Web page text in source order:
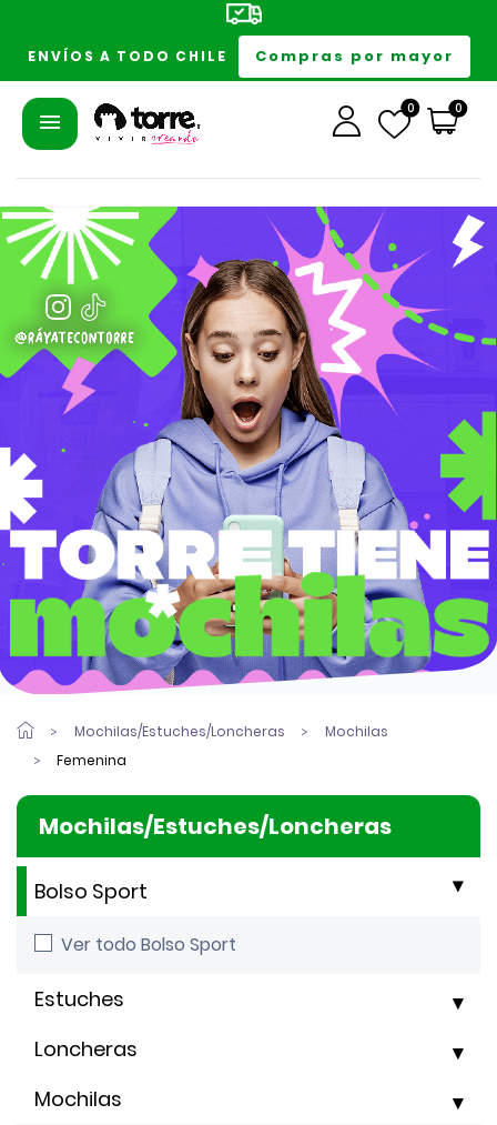
ENVÍOS A TODO CHILE Compras por mayor
0 0
Mochilas/Estuches/Loncheras
Mochilas
Femenina
Mochilas/Estuches/Loncheras
Ver todo Bolso Sport
Bolso Sport
Estuches
Loncheras
Mochilas